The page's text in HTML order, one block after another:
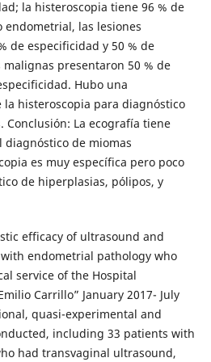
la histeroscopia tiene 96 % de
las lesiones
de especificidad y 50 % de
presentaron 50 % de
Hubo una
histeroscopia para diagnóstico
Conclusión: La ecografía tiene
diagnóstico de miomas
es muy específica pero poco
de hiperplasias, pólipos, y
efficacy of ultrasound and
endometrial pathology who
service of the Hospital
Carrillo” January 2017- July
quasi-experimental and
including 33 patients with
had transvaginal ultrasound,